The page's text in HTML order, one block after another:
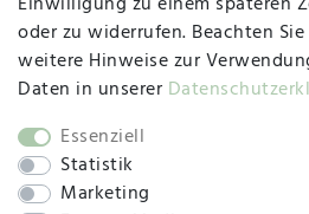
09:00 Uhr bis 13:00 Uhr
Mittwoch
09:00 Uhr bis 12:00 Uhr
SOCIAL
oder zu widerrufen. Beachten
weitere Hinweise zur
Daten in unserer
Essenziell
Statistik
Marketing